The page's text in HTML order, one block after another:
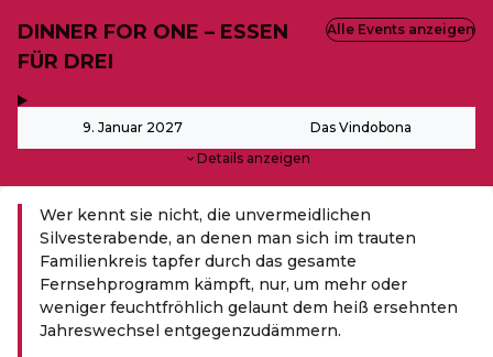
DINNER FOR ONE – ESSEN
FÜR DREI
9. Januar 2027 Das Vindobona
Details anzeigen
Alle Events anzeigen
Wer kennt sie nicht, die unvermeidlichen
Silvesterabende, an denen man sich im trauten
Familienkreis tapfer durch das gesamte
Fernsehprogramm kämpft, nur, um mehr oder
weniger feuchtfröhlich gelaunt dem heiß ersehnten
Jahreswechsel entgegenzudämmern.